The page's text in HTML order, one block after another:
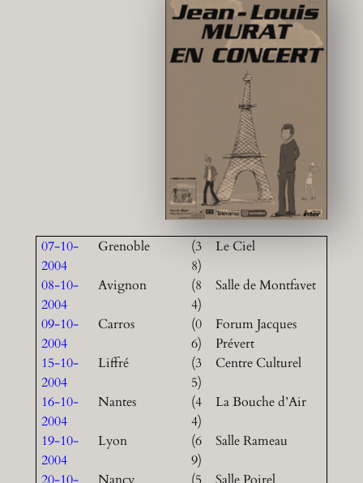
07-10-
2004
Grenoble
(3
8)
Le Ciel
08-10-
2004
Avignon
(8
4)
Salle de Montfavet
09-10-
2004
Carros
(0
6)
Forum Jacques
Prévert
15-10-
2004
Liffré
(3
5)
Centre Culturel
16-10-
2004
Nantes
(4
4)
La Bouche d’Air
19-10-
2004
Lyon
(6
9)
Salle Rameau
20-10-
Nancy
(5
Salle Poirel